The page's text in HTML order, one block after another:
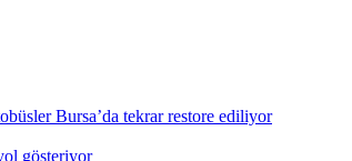
Bursa’da tekrar restore ediliyor
gösteriyor